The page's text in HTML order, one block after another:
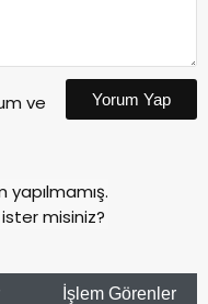
ve
Yorum Yap
misiniz?
İşlem Görenler